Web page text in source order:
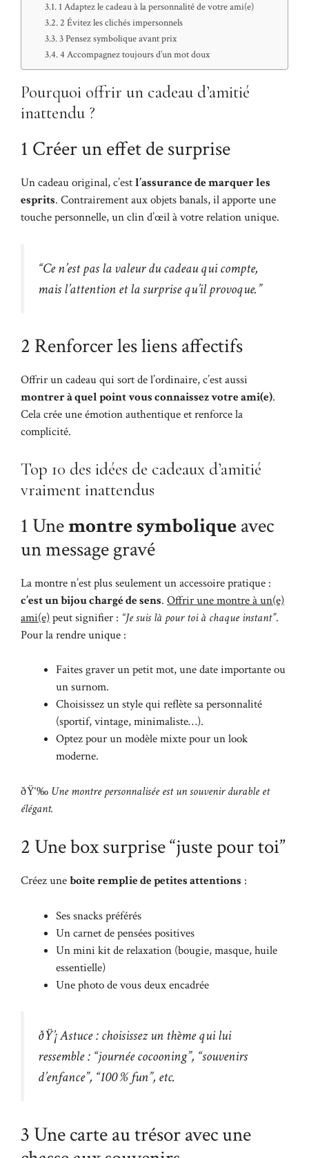
1 Adaptez le cadeau à la personnalité de votre ami(e)
2 Évitez les clichés impersonnels
3 Pensez symbolique avant prix
4 Accompagnez toujours d’un mot doux
Pourquoi offrir un cadeau d’amitié
inattendu ?
1 Créer un effet de surprise
Un cadeau original, c’estl’assurance de marquer les
esprits. Contrairement aux objets banals, il apporte une
touche personnelle, un clin d’œil à votre relation unique.
“Ce n’est pas la valeur du cadeau qui compte,
mais l’attention et la surprise qu’il provoque.”
2 Renforcer les liens affectifs
Offrir un cadeau qui sort de l’ordinaire, c’est aussi
montrer à quel point vous connaissez votre ami(e).
Cela crée une émotion authentique et renforce la
complicité.
Top 10 des idées de cadeaux d’amitié
vraiment inattendus
1 Unemontre symboliqueavec
un message gravé
La montre n’est plus seulement un accessoire pratique :
c’est un bijou chargé de sens. Offrir une montre à un(e)
ami(e)peut signifier : “Je suis là pour toi à chaque instant”.
Pour la rendre unique :
Faites graver un petit mot, une date importante ou
un surnom.
Choisissez un style qui reflète sa personnalité
(sportif, vintage, minimaliste…).
Optez pour un modèle mixte pour un look
moderne.
ðŸ‘‰ Une montre personnalisée est un souvenir durable et
élégant.
2 Une box surprise “juste pour toi”
Créez uneboîte remplie de petites attentions :
Ses snacks préférés
Un carnet de pensées positives
Un mini kit de relaxation (bougie, masque, huile
essentielle)
Une photo de vous deux encadrée
ðŸ’¡Astuce : choisissez un thème qui lui
ressemble : “journée cocooning”, “souvenirs
d’enfance”, “100 % fun”, etc.
3 Une carte au trésor avec une